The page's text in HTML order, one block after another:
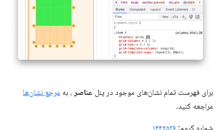
برای فهرست تمام نشان‌های موجود در پنل عناصر ، به مرجع نشان‌ها
مراجعه کنید.